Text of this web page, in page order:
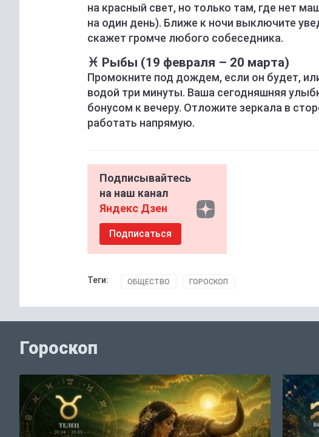
на красный свет, но только там, где нет
на один день). Ближе к ночи выключите
скажет громче любого собеседника.
♓ Рыбы (19 февраля – 20 марта)
Промокните под дождем, если он будет,
водой три минуты. Ваша сегодняшняя
бонусом к вечеру. Отложите зеркала в
работать напрямую.
Подписывайтесь
на наш канал
Яндекс Дзен
Подписаться
Теги: ОБЩЕСТВО ГОРОСКОП
Гороскоп